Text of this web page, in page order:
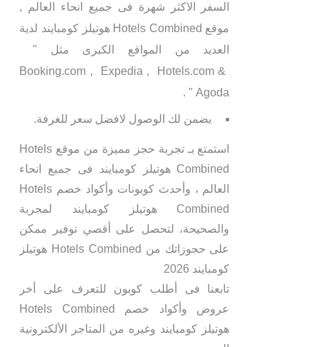
السفر الاكثر شهرة فى جميع انحاء العالم ,
موقع Hotels Combined هوتيلز كومبايند لدية
العديد من المواقع الكبرى مثل "
Booking.com , Expedia , Hotels.com &
Agoda " .
يضمن لك الوصول لافضل سعر للغرفة.
استمتع بـ تجربة حجز مميزة من موقع Hotels
Combined هوتيلز كومبايند فى جميع انحاء
العالم ، وأحدث كوبونات وأكواد خصم Hotels
Combined هوتيلز كومبايند لمجربة
والصحيحة، لتحصل على أقصي توفير ممكن
على حجوزاتك من Hotels Combined هوتيلز
كومبايند 2026
تابعنا فى أطلب كوبون للتعرف على أخر
عروض وأكواد خصم Hotels Combined
هوتيلز كومبايند وغيره من المتاجر الألكترونية